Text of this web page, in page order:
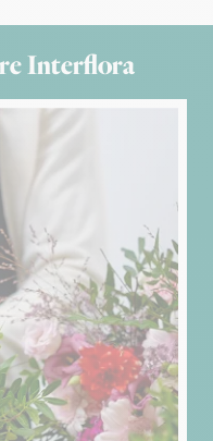
Interflora